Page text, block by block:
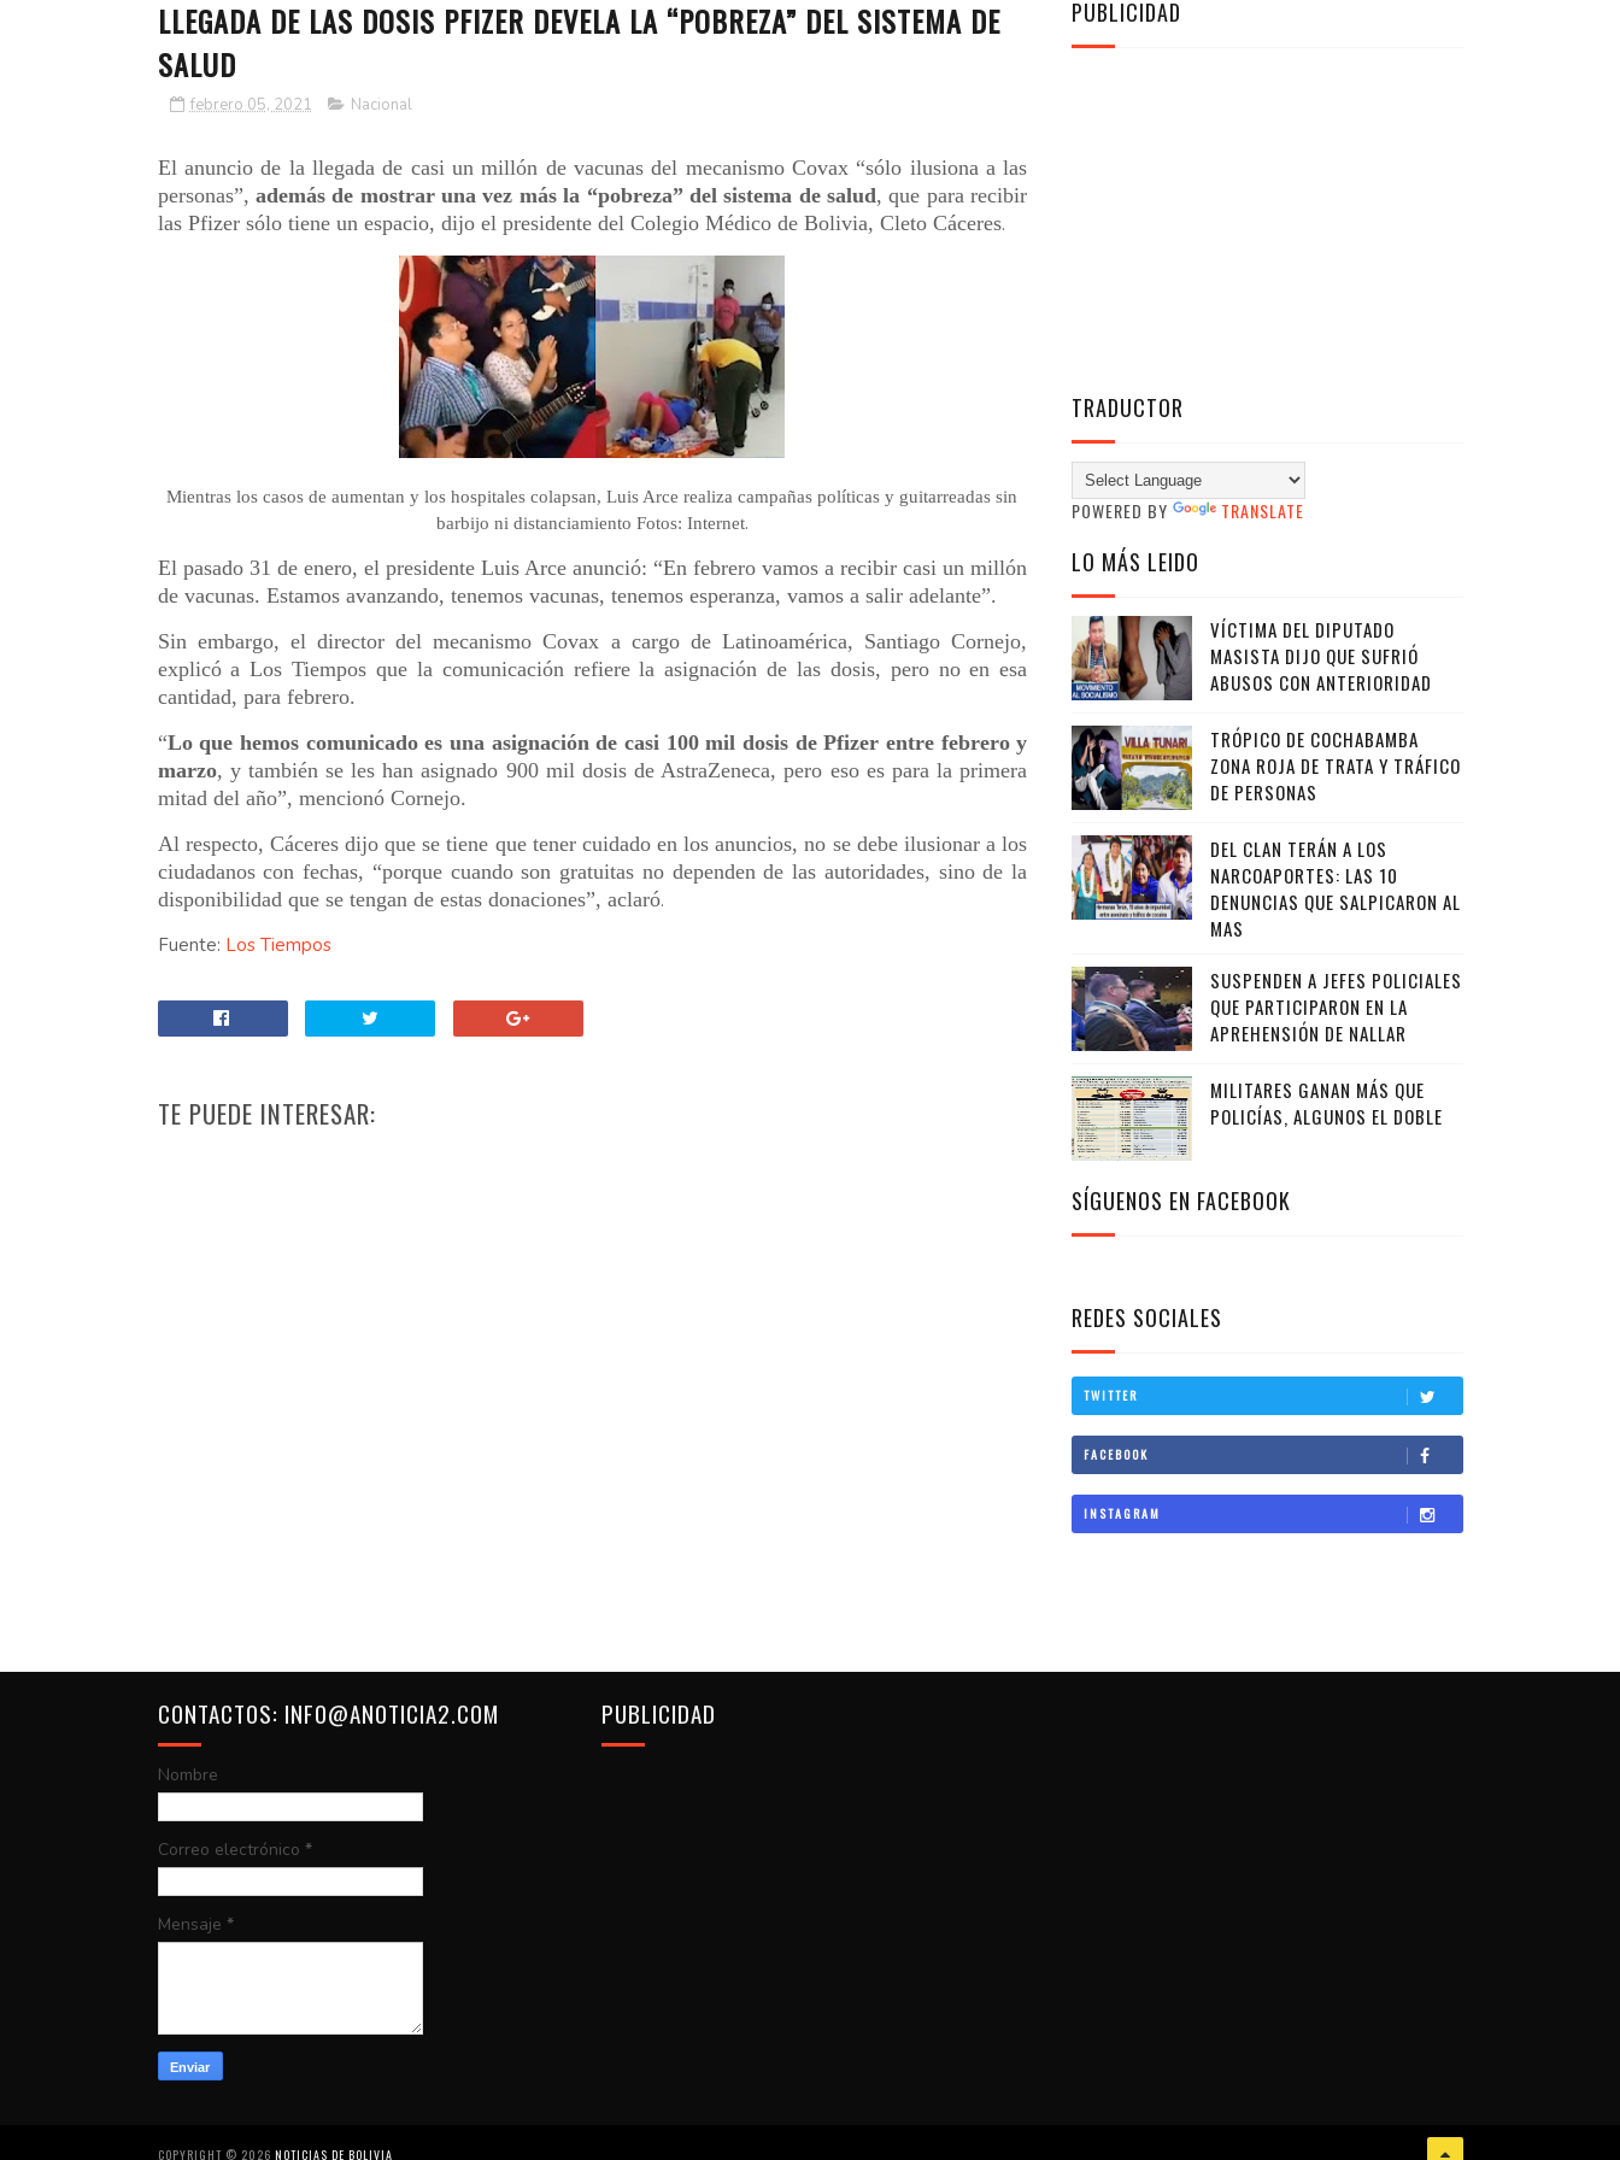
LLEGADA DE LAS DOSIS PFIZER DEVELA LA “POBREZA” DEL SISTEMA DE
SALUD
febrero 05, 2021 Nacional
El anuncio de la llegada de casi un millón de vacunas del mecanismo Covax “sólo ilusiona a las
personas”, además de mostrar una vez más la “pobreza” del sistema de salud, que para recibir
las Pfizer sólo tiene un espacio, dijo el presidente del Colegio Médico de Bolivia, Cleto Cáceres.
Mientras los casos de aumentan y los hospitales colapsan, Luis Arce realiza campañas políticas y guitarreadas sin
barbijo ni distanciamiento Fotos: Internet.
El pasado 31 de enero, el presidente Luis Arce anunció: “En febrero vamos a recibir casi un millón
de vacunas. Estamos avanzando, tenemos vacunas, tenemos esperanza, vamos a salir adelante”.
Sin embargo, el director del mecanismo Covax a cargo de Latinoamérica, Santiago Cornejo,
explicó a Los Tiempos que la comunicación refiere la asignación de las dosis, pero no en esa
cantidad, para febrero.
“Lo que hemos comunicado es una asignación de casi 100 mil dosis de Pfizer entre febrero y
marzo, y también se les han asignado 900 mil dosis de AstraZeneca, pero eso es para la primera
mitad del año”, mencionó Cornejo.
Al respecto, Cáceres dijo que se tiene que tener cuidado en los anuncios, no se debe ilusionar a los
ciudadanos con fechas, “porque cuando son gratuitas no dependen de las autoridades, sino de la
disponibilidad que se tengan de estas donaciones”, aclaró.
Fuente: Los Tiempos
TE PUEDE INTERESAR:
PUBLICIDAD
TRADUCTOR
POWERED BY TRANSLATE
LO MÁS LEIDO
VÍCTIMA DEL DIPUTADO
MASISTA DIJO QUE SUFRIÓ
ABUSOS CON ANTERIORIDAD
TRÓPICO DE COCHABAMBA
ZONA ROJA DE TRATA Y TRÁFICO
DE PERSONAS
DEL CLAN TERÁN A LOS
NARCOAPORTES: LAS 10
DENUNCIAS QUE SALPICARON AL
MAS
SUSPENDEN A JEFES POLICIALES
QUE PARTICIPARON EN LA
APREHENSIÓN DE NALLAR
MILITARES GANAN MÁS QUE
POLICÍAS, ALGUNOS EL DOBLE
SÍGUENOS EN FACEBOOK
REDES SOCIALES
TWITTER
FACEBOOK
INSTAGRAM
CONTACTOS: INFO@ANOTICIA2.COM
Nombre
Correo electrónico *
Mensaje *
PUBLICIDAD
COPYRIGHT © 2026 NOTICIAS DE BOLIVIA